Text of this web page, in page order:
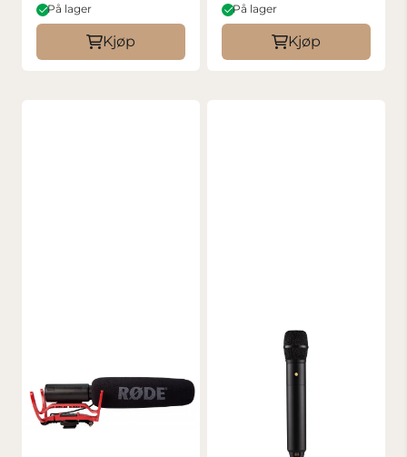
På lager
Kjøp
På lager
Kjøp